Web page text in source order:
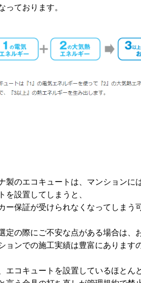
っております。
製のエコキュートは、マンションに
を設置してしまうと、
ー保証が受けられなくなってしまう
定の際にご不安な点がある場合は、
ョンでの施工実績は豊富にあります
エコキュートを設置しているほとん